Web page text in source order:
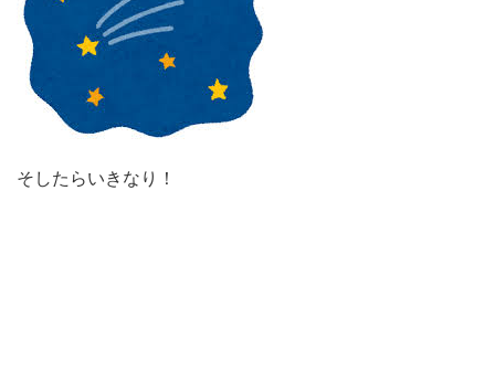
そしたらいきなり！